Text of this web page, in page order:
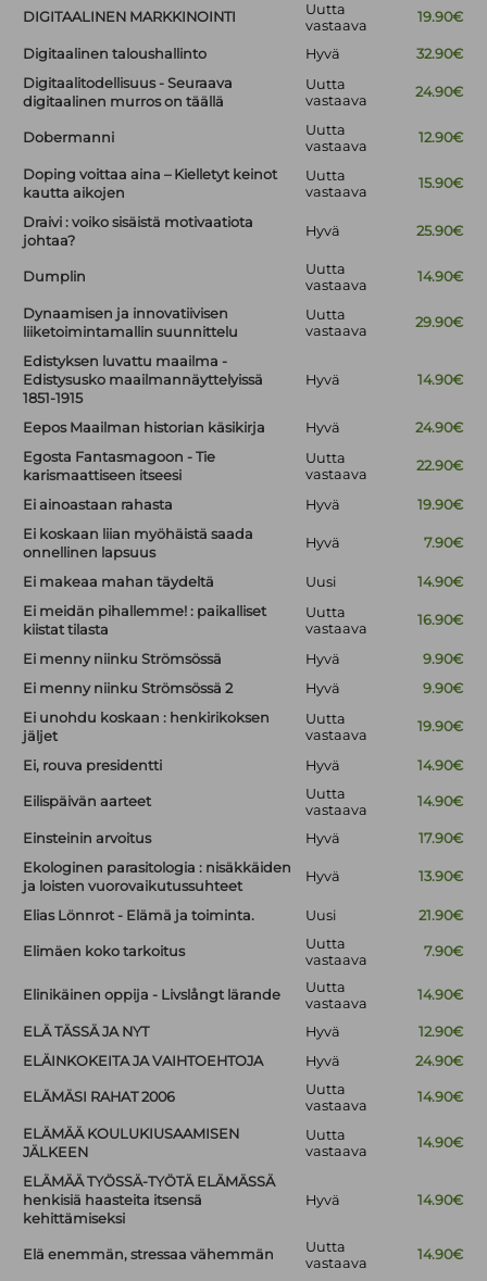
DIGITAALINEN MARKKINOINTI
Uutta
vastaava
19.90€
Digitaalinen taloushallinto Hyvä
32.90€
Digitaalitodellisuus - Seuraava
digitaalinen murros on täällä
Uutta
vastaava
24.90€
Dobermanni
Uutta
vastaava
12.90€
Doping voittaa aina – Kielletyt keinot
kautta aikojen
Uutta
vastaava
15.90€
Draivi : voiko sisäistä motivaatiota
johtaa?
Hyvä 25.90€
Dumplin
Uutta
vastaava
14.90€
Dynaamisen ja innovatiivisen
liiketoimintamallin suunnittelu
Uutta
vastaava
29.90€
Edistyksen luvattu maailma -
Edistysusko maailmannäyttelyissä
1851-1915
Hyvä 14.90€
Eepos Maailman historian käsikirja Hyvä
24.90€
Egosta Fantasmagoon - Tie
karismaattiseen itseesi
Uutta
vastaava
22.90€
Ei ainoastaan rahasta Hyvä
19.90€
Ei koskaan liian myöhäistä saada
onnellinen lapsuus
Hyvä 7.90€
Ei makeaa mahan täydeltä Uusi
14.90€
Ei meidän pihallemme! : paikalliset
kiistat tilasta
Uutta
vastaava
16.90€
Ei menny niinku Strömsössä Hyvä
9.90€
Ei menny niinku Strömsössä 2
Hyvä
9.90€
Ei unohdu koskaan : henkirikoksen
jäljet
Uutta
vastaava
19.90€
Ei, rouva presidentti Hyvä 14.90€
Eilispäivän aarteet
Uutta
vastaava
14.90€
Einsteinin arvoitus Hyvä
17.90€
Ekologinen parasitologia : nisäkkäiden
ja loisten vuorovaikutussuhteet
Hyvä 13.90€
Elias Lönnrot - Elämä ja toiminta. Uusi 21.90€
Elimäen koko tarkoitus
Uutta
vastaava
7.90€
Elinikäinen oppija - Livslångt lärande
Uutta
vastaava
14.90€
ELÄ TÄSSÄ JA NYT Hyvä
12.90€
ELÄINKOKEITA JA VAIHTOEHTOJA
Hyvä 24.90€
ELÄMÄSI RAHAT 2006
Uutta
vastaava
14.90€
ELÄMÄÄ KOULUKIUSAAMISEN
JÄLKEEN
Uutta
vastaava
14.90€
ELÄMÄÄ TYÖSSÄ-TYÖTÄ ELÄMÄSSÄ
henkisiä haasteita itsensä
kehittämiseksi
Hyvä 14.90€
Elä enemmän, stressaa vähemmän
Uutta
vastaava
14.90€